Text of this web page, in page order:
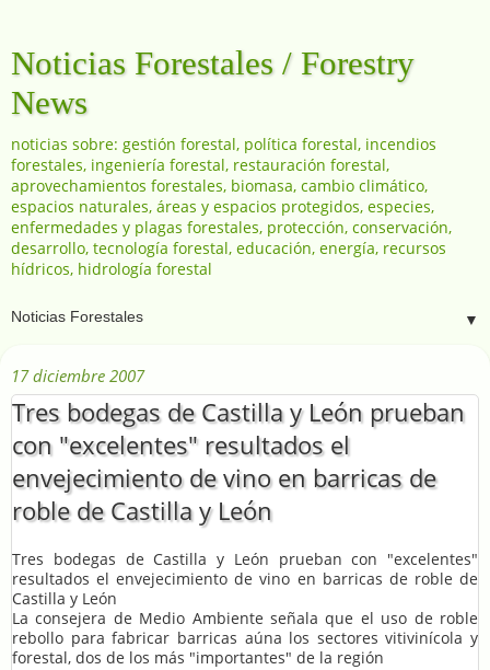
Noticias Forestales / Forestry
News
noticias sobre: gestión forestal, política forestal, incendios
forestales, ingeniería forestal, restauración forestal,
aprovechamientos forestales, biomasa, cambio climático,
espacios naturales, áreas y espacios protegidos, especies,
enfermedades y plagas forestales, protección, conservación,
desarrollo, tecnología forestal, educación, energía, recursos
hídricos, hidrología forestal
▼
17 diciembre 2007
Tres bodegas de Castilla y León prueban
con "excelentes" resultados el
envejecimiento de vino en barricas de
roble de Castilla y León
Tres bodegas de Castilla y León prueban con "excelentes"
resultados el envejecimiento de vino en barricas de roble de
Castilla y León
La consejera de Medio Ambiente señala que el uso de roble
rebollo para fabricar barricas aúna los sectores vitivinícola y
forestal, dos de los más "importantes" de la región